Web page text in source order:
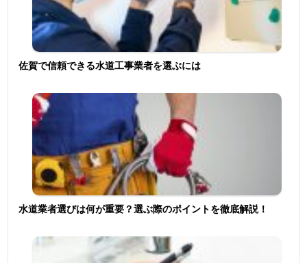
佐賀で信頼できる水道工事業者を選ぶには
水道業者選びは何が重要？選ぶ際のポイントを徹底解説！